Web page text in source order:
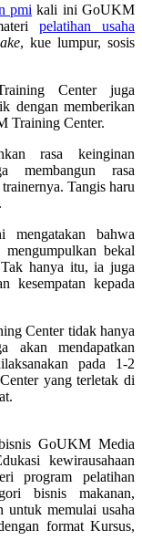
pmi kali ini GoUKM
pelatihan usaha
, kue lumpur, sosis
Center juga
dengan memberikan
Training Center.
rasa keinginan
membangun rasa
Tangis haru
mengatakan bahwa
bekal
hanya itu, ia juga
kesempatan kepada
Center tidak hanya
akan mendapatkan
pada 1-2
yang terletak di
GoUKM Media
kewirausahaan
program pelatihan
bisnis makanan,
untuk memulai usaha
format Kursus,